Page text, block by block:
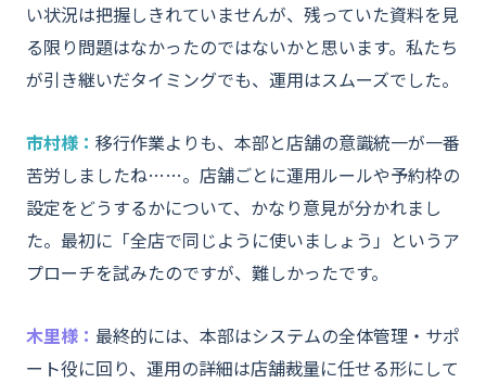
い状況は把握しきれていませんが、残っていた資料を見
る限り問題はなかったのではないかと思います。私たち
が引き継いだタイミングでも、運用はスムーズでした。
市村様： 移行作業よりも、本部と店舗の意識統一が一番
苦労しましたね……。店舗ごとに運用ルールや予約枠の
設定をどうするかについて、かなり意見が分かれまし
た。最初に「全店で同じように使いましょう」というア
プローチを試みたのですが、難しかったです。
木里様： 最終的には、本部はシステムの全体管理・サポ
ート役に回り、運用の詳細は店舗裁量に任せる形にして